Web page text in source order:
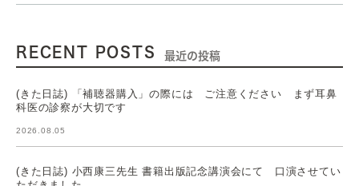
RECENT POSTS 最近の投稿
(きた日誌) 「補聴器購入」の際には ご注意ください まず耳鼻
科医の診察が大切です
2026.08.05
(きた日誌) 小西康三先生 書籍出版記念講演会にて 口演させてい